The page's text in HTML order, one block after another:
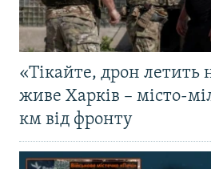
«Тікайте, дрон летить
живе Харків – місто-
км від фронту